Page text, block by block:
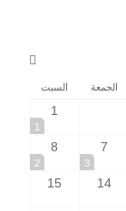
الجمعة السبت
1
1
7
3
8
2
14
15